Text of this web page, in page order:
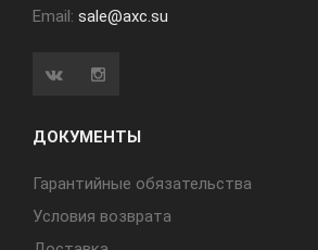
Email: sale@axc.su
ДОКУМЕНТЫ
Гарантийные обязательства
Условия возврата